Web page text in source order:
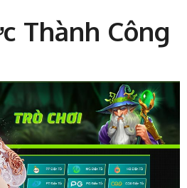
Thành Công